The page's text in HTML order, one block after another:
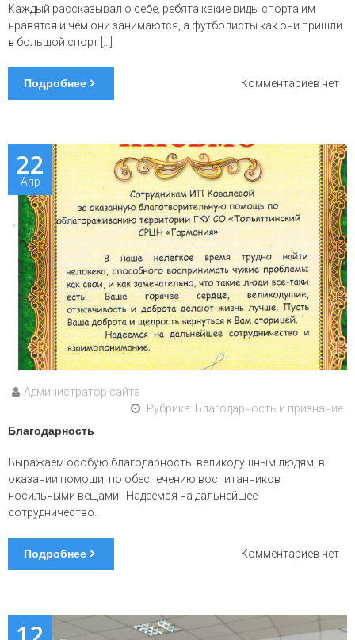
Каждый рассказывал о себе, ребята какие виды спорта им
нравятся и чем они занимаются, а футболисты как они пришли
в большой спорт […]
Подробнее Комментариев к
«Акрон
нет
22
Апр
Администратор сайта
Рубрика: Благодарность и признание
Благодарность
Выражаем особую благодарность великодушным людям, в
оказании помощи по обеспечению воспитанников
носильными вещами. Надеемся на дальнейшее
сотрудничество.
Подробнее Комментариев кнет